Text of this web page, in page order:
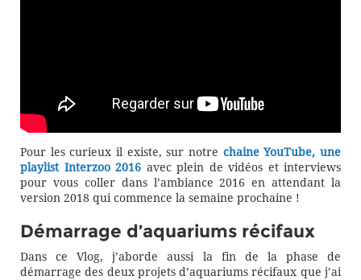
Pour les curieux il existe, sur notre chaine YouTube, une
playlist Interzoo 2016 avec plein de vidéos et interviews
pour vous coller dans l’ambiance 2016 en attendant la
version 2018 qui commence la semaine prochaine !
Démarrage d’aquariums récifaux
Dans ce Vlog, j’aborde aussi la fin de la phase de
démarrage des deux projets d’aquariums récifaux que j’ai